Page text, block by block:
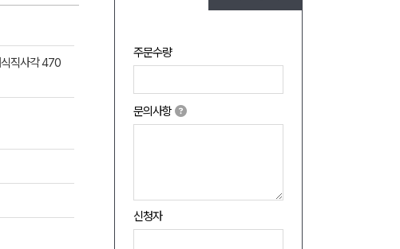
주문수량
문의사항
신청자
직사각 470